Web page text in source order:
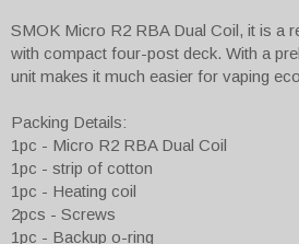
SMOK Micro R2 RBA Dual Coil, it is a
with compact four-post deck. With a
unit makes it much easier for vaping
Packing Details:
1pc - Micro R2 RBA Dual Coil
1pc - strip of cotton
1pc - Heating coil
2pcs - Screws
1pc - Backup o-ring